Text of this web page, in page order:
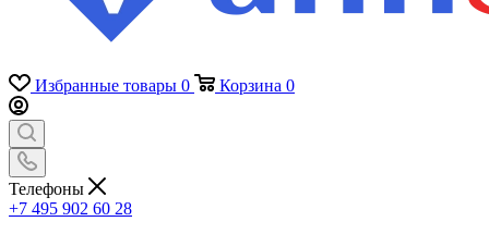
Избранные товары 0 Корзина 0
Телефоны
+7 495 902 60 28